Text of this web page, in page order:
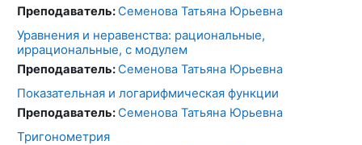
Преподаватель:Семенова Татьяна Юрьевна
Уравнения и неравенства: рациональные,
иррациональные, с модулем
Преподаватель:Семенова Татьяна Юрьевна
Показательная и логарифмическая функции
Преподаватель:Семенова Татьяна Юрьевна
Тригонометрия